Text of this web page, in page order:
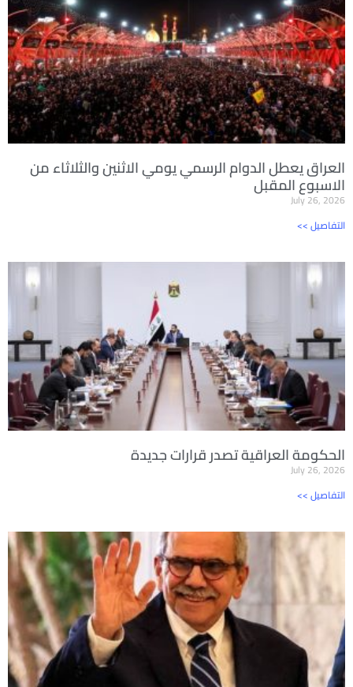
العراق يعطل الدوام الرسمي يومي الاثنين والثلاثاء من
الاسبوع المقبل
July 26, 2026
<< التفاصيل
الحكومة العراقية تصدر قرارات جديدة
July 26, 2026
<< التفاصيل